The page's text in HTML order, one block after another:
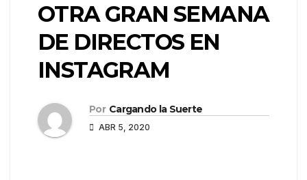
OTRA GRAN SEMANA
DE DIRECTOS EN
INSTAGRAM
Por Cargando la Suerte
ABR 5, 2020